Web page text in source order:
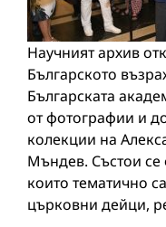
Научният архив
Българското
Българската
от фотографии и
колекции на
Мъндев. Състои се
които тематично
църковни дейци,